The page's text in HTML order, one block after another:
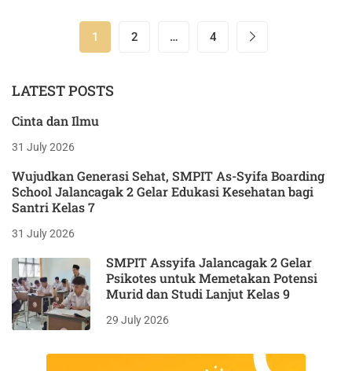
1 2 … 4
LATEST POSTS
Cinta dan Ilmu
31 July 2026
Wujudkan Generasi Sehat, SMPIT As-Syifa Boarding
School Jalancagak 2 Gelar Edukasi Kesehatan bagi
Santri Kelas 7
31 July 2026
SMPIT Assyifa Jalancagak 2 Gelar
Psikotes untuk Memetakan Potensi
Murid dan Studi Lanjut Kelas 9
29 July 2026